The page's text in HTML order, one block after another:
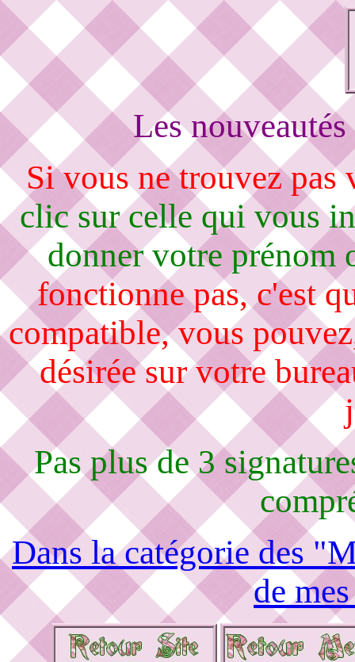
Les
Si vous ne trouvez pas
clic sur celle qui vous
donner votre prénom
fonctionne pas, c'est
compatible, vous
désirée sur votre
Pas plus de 3
Dans la catégorie des
de